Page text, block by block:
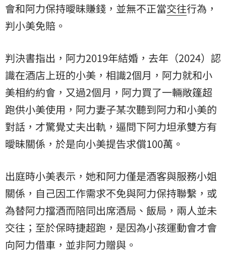
會和阿力保持曖昧賺錢，並無不正當交往行為，
判小美免賠。
判決書指出，阿力2019年結婚，去年（2024）認
識在酒店上班的小美，相識2個月，阿力就和小
美相約約會，又過2個月，阿力買了一輛敞篷超
跑供小美使用，阿力妻子某次聽到阿力和小美的
對話，才驚覺丈夫出軌，逼問下阿力坦承雙方有
曖昧關係，於是向小美提告求償100萬。
出庭時小美表示，她和阿力僅是酒客與服務小姐
關係，自己因工作需求不免與阿力保持聯繫，或
為替阿力擋酒而陪同出席酒局、飯局，兩人並未
交往；至於保時捷超跑，是因為小孩運動會才會
向阿力借車，並非阿力贈與。